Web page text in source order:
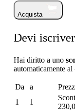
Acquista
Devi
Hai diritto a uno
automaticamente al
Da a
1
1